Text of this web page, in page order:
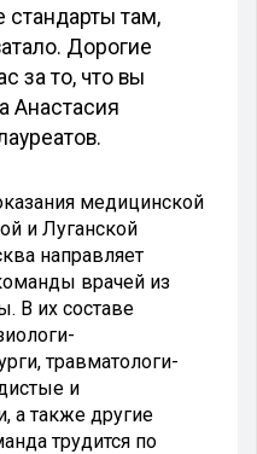
стандарты там,
Дорогие
за то, что вы
Анастасия
медицинской
и Луганской
направляет
врачей из
В их составе
травматологи-
и
а также другие
трудится по